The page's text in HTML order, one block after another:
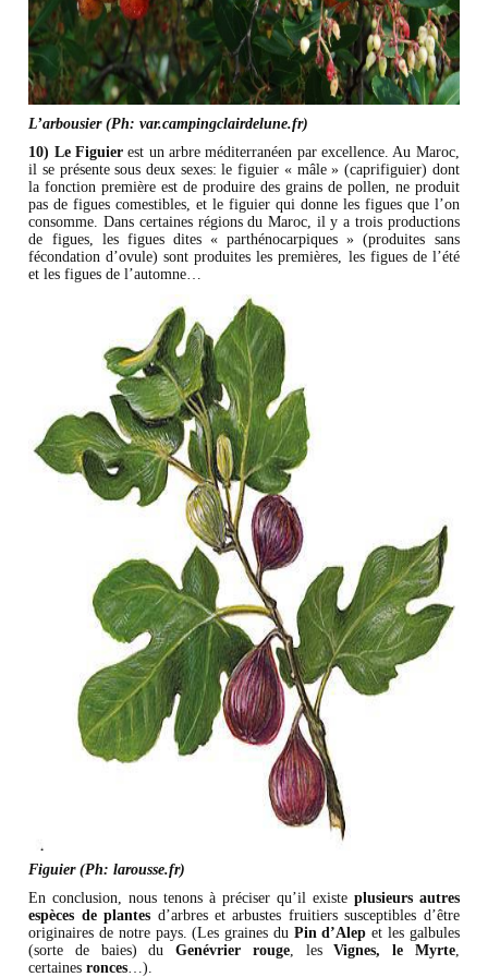
L’arbousier (Ph: var.campingclairdelune.fr)
10) Le Figuier est un arbre méditerranéen par excellence. Au Maroc,
il se présente sous deux sexes: le figuier « mâle » (caprifiguier) dont
la fonction première est de produire des grains de pollen, ne produit
pas de figues comestibles, et le figuier qui donne les figues que l’on
consomme. Dans certaines régions du Maroc, il y a trois productions
de figues, les figues dites « parthénocarpiques » (produites sans
fécondation d’ovule) sont produites les premières, les figues de l’été
et les figues de l’automne…
Figuier (Ph: larousse.fr)
En conclusion, nous tenons à préciser qu’il existe plusieurs autres
espèces de plantes d’arbres et arbustes fruitiers susceptibles d’être
originaires de notre pays. (Les graines du Pin d’Alep et les galbules
(sorte de baies) duGenévrier rouge, lesVignes, le Myrte,
certainesronces …).